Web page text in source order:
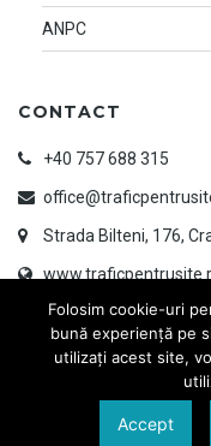
ANPC
CONTACT
+40 757 688 315
Strada Bilteni, 176,
Folosim cookie-uri
bună experiență pe
utilizați acest site,
Accept